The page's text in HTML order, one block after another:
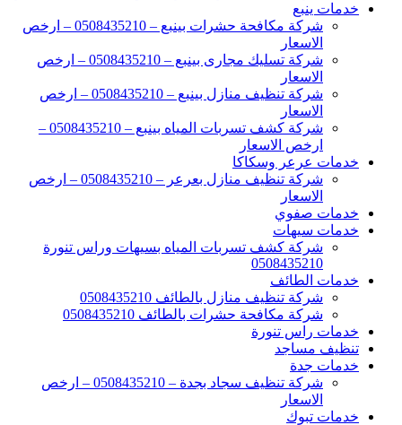
خدمات ينبع
شركة مكافحة حشرات بينبع – 0508435210 – ارخص
الاسعار
شركة تسليك مجارى بينبع – 0508435210 – ارخص
الاسعار
شركة تنظيف منازل بينبع – 0508435210 – ارخص
الاسعار
شركة كشف تسربات المياه بينبع – 0508435210 –
ارخص الاسعار
خدمات عرعر وسكاكا
شركة تنظيف منازل بعرعر – 0508435210 – ارخص
الاسعار
خدمات صفوي
خدمات سيهات
شركة كشف تسربات المياه بسيهات وراس تنورة
0508435210
خدمات الطائف
شركة تنظيف منازل بالطائف 0508435210
شركة مكافحة حشرات بالطائف 0508435210
خدمات راس تنورة
تنظيف مساجد
خدمات جدة
شركة تنظيف سجاد بجدة – 0508435210 – ارخص
الاسعار
خدمات تبوك